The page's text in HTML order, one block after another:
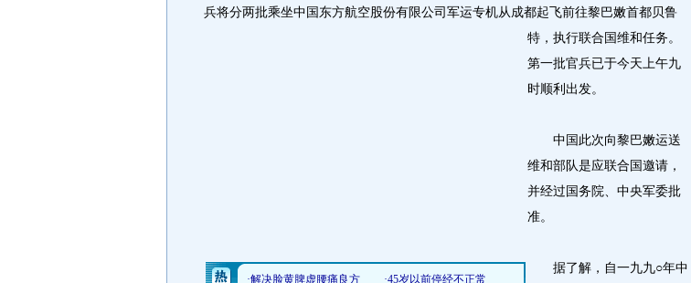
兵将分两批乘坐中国东方航空股份有限公司军运专机从成都起飞前往黎巴嫩首都贝鲁
特，执行联合国维和任务。
第一批官兵已于今天上午九
时顺利出发。
中国此次向黎巴嫩运送
维和部队是应联合国邀请，
并经过国务院、中央军委批
准。
据了解，自一九九○年中